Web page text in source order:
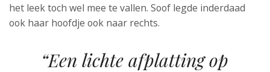
het leek toch wel mee te vallen. Soof legde inderdaad
ook haar hoofdje ook naar rechts.
“Een lichte afplatting op